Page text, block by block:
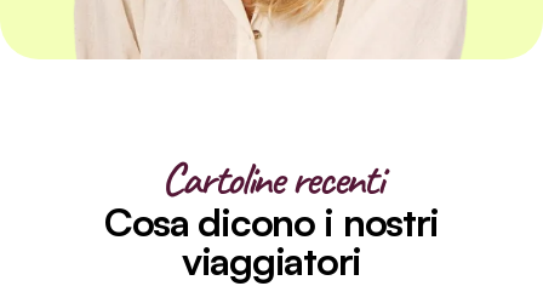
Cartoline recenti
Cosa dicono i nostri
viaggiatori